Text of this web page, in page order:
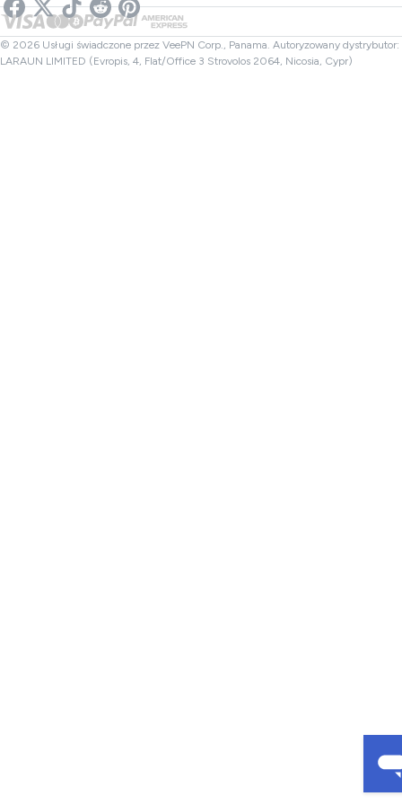
VPN Netflix
Sprawdzanie plików
VPN Kanada
VPN Turcja
Partnerzy
© 2026 Usługi świadczone przez VeePN Corp., Panama. Autoryzowany dystrybutor:
LARAUN LIMITED (Evropis, 4, Flat/Office 3 Strovolos 2064, Nicosia, Cypr)